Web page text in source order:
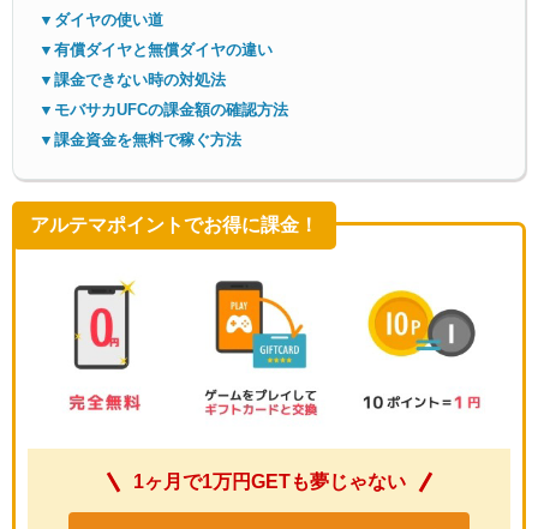
▼ダイヤの使い道
▼有償ダイヤと無償ダイヤの違い
▼課金できない時の対処法
▼モバサカUFCの課金額の確認方法
▼課金資金を無料で稼ぐ方法
アルテマポイントでお得に課金！
1ヶ月で1万円GETも夢じゃない